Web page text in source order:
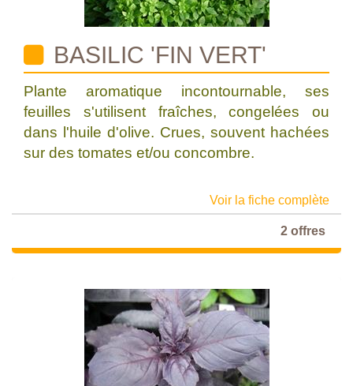
BASILIC 'FIN VERT'
Plante aromatique incontournable, ses
feuilles s'utilisent fraîches, congelées ou
dans l'huile d'olive. Crues, souvent hachées
sur des tomates et/ou concombre.
Voir la fiche complète
2 offres